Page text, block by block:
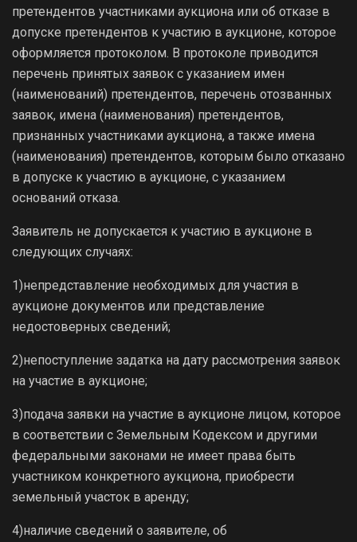
претендентов участниками аукциона или об отказе в
допуске претендентов к участию в аукционе, которое
оформляется протоколом. В протоколе приводится
перечень принятых заявок с указанием имен
(наименований) претендентов, перечень отозванных
заявок, имена (наименования) претендентов,
признанных участниками аукциона, а также имена
(наименования) претендентов, которым было отказано
в допуске к участию в аукционе, с указанием
оснований отказа.
Заявитель не допускается к участию в аукционе в
следующих случаях:
1)непредставление необходимых для участия в
аукционе документов или представление
недостоверных сведений;
2)непоступление задатка на дату рассмотрения заявок
на участие в аукционе;
3)подача заявки на участие в аукционе лицом, которое
в соответствии с Земельным Кодексом и другими
федеральными законами не имеет права быть
участником конкретного аукциона, приобрести
земельный участок в аренду;
4)наличие сведений о заявителе, об